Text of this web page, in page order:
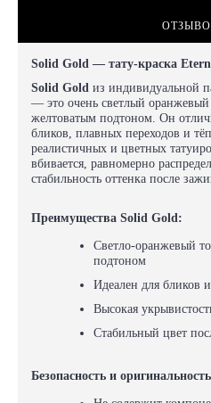
Solid Gold — тату-краска
Solid Gold из индивидуальной
— это очень светлый оранжевый
желтоватым подтоном. Он
бликов, плавных переходов и
реалистичных и цветных
вбивается, равномерно
стабильность оттенка после
Преимущества Solid Gold:
Светло-оранжевый
подтоном
Идеален для бликов
Высокая
Стабильный цвет
Безопасность и